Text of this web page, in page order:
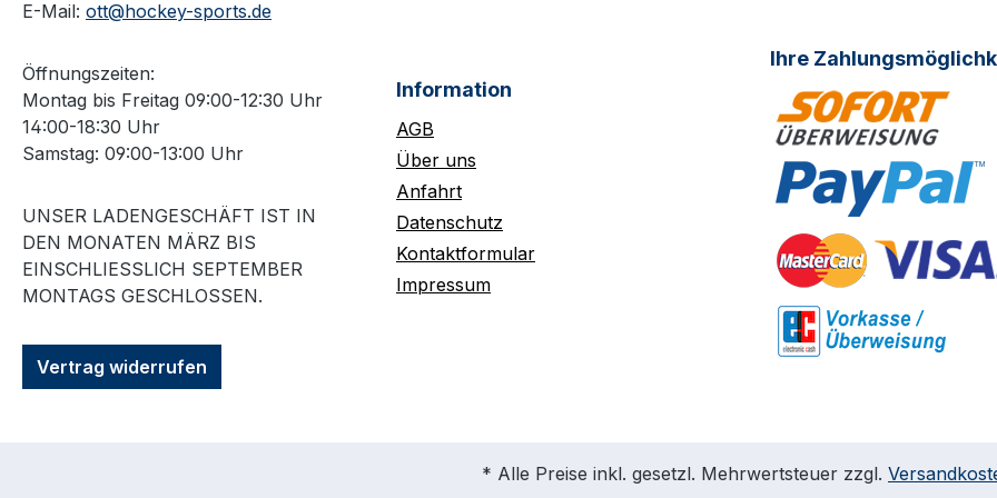
E-Mail: ott@hockey-sports.de
Öffnungszeiten:
Montag bis Freitag 09:00-12:30 Uhr
14:00-18:30 Uhr
Samstag: 09:00-13:00 Uhr
UNSER LADENGESCHÄFT IST IN
DEN MONATEN MÄRZ BIS
EINSCHLIESSLICH SEPTEMBER M
ONTAGS GESCHLOSSEN.
Vertrag widerrufen
Information
AGB
Über uns
Anfahrt
Datenschutz
Kontaktformular
Impressum
Ihre
* Alle Preise inkl. gesetzl. Mehrwertsteuer zzgl.